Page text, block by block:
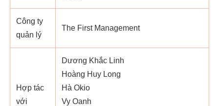
Công ty
quản lý
The First Management
Hợp tác
với
Dương Khắc Linh
Hoàng Huy Long
Hà Okio
Vy Oanh